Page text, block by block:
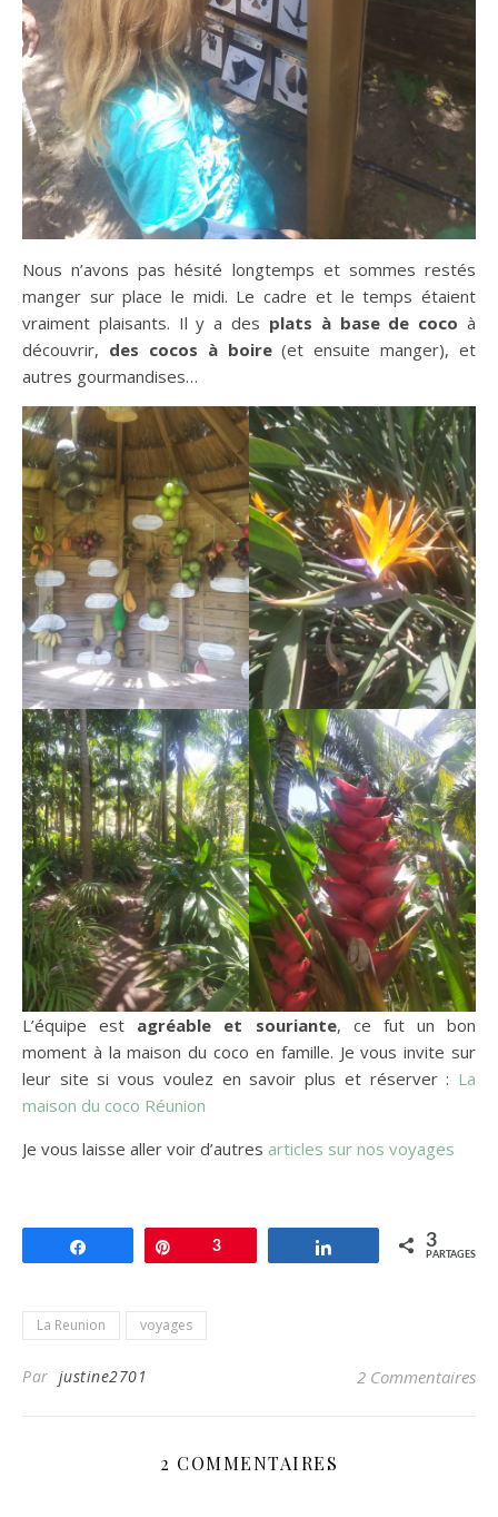
Nous n’avons pas hésité longtemps et sommes restés
manger sur place le midi. Le cadre et le temps étaient
vraiment plaisants. Il y a des plats à base de cocoà
découvrir, des cocos à boire(et ensuite manger), et
autres gourmandises…
L’équipe est agréable et souriante, ce fut un bon
moment à la maison du coco en famille. Je vous invite sur
leur site si vous voulez en savoir plus et réserver : La
maison du coco Réunion
Je vous laisse aller voir d’autres articles sur nos voyages
Partagez Enregistrer
3 Partagez 3
PARTAGES
La Reunion voyages
Par justine2701 2 Commentaires
2 COMMENTAIRES